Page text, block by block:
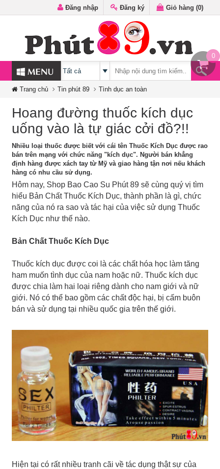
0
Đăng nhập Đăng ký Giỏ hàng (0)
MENU
Trang chủ Tin phút 89 Tình dục an toàn
Hoang đường thuốc kích dục
uống vào là tự giác cởi đồ?!!
Nhiều loại thuốc được biết với cái tên Thuốc Kích Dục được rao
bán trên mạng với chức năng "kích dục". Người bán khẳng
định hàng được xách tay từ Mỹ và giao hàng tận nơi nếu khách
hàng có nhu cầu sử dụng.
Hôm nay, Shop Bao Cao Su Phút 89 sẽ cùng quý vị tìm
hiểu Bản Chất Thuốc Kích Dục, thành phần là gì, chức
năng của nó ra sao và tác hại của việc sử dụng Thuốc
Kích Dục như thế nào.
Bản Chất Thuốc Kích Dục
Thuốc kích dục được coi là các chất hóa học làm tăng
ham muốn tình dục của nam hoặc nữ. Thuốc kích dục
được chia làm hai loại riêng dành cho nam giới và nữ
giới. Nó có thể bao gồm các chất độc hại, bị cấm buôn
bán và sử dụng tại nhiều quốc gia trên thế giới.
Hiện tại có rất nhiều tranh cãi về tác dụng thật sự của